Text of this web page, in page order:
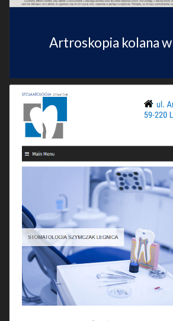
Artroskopia kolana